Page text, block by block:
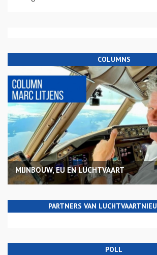
COLUMNS
MIJNBOUW, EU EN LUCHTVAART
PARTNERS VAN
POLL